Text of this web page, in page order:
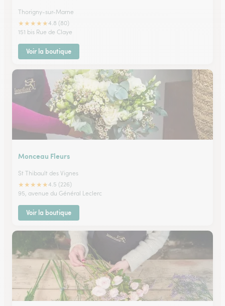
Thorigny-sur-Marne
★★★★★4.8 (80)
151 bis Rue de Claye
Voir la boutique
Monceau Fleurs
St Thibault des Vignes
★★★★★4.5 (226)
95, avenue du Général Leclerc
Voir la boutique